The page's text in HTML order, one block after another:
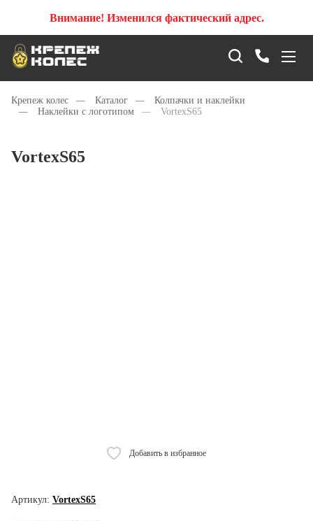
Внимание! Изменился фактический адрес.
Крепеж колес — Каталог —
Колпачки и наклейки
—
Наклейки с логотипом — VortexS65
VortexS65
Добавить в избранное
Артикул: VortexS65